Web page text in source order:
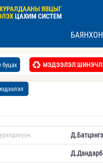
буцах МЭДЭЭЛЭЛ